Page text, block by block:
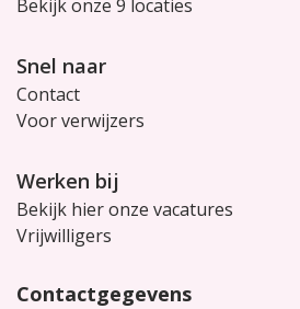
Bekijk onze 9 locaties
Snel naar
Contact
Voor verwijzers
Werken bij
Bekijk hier onze vacatures
Vrijwilligers
Contactgegevens